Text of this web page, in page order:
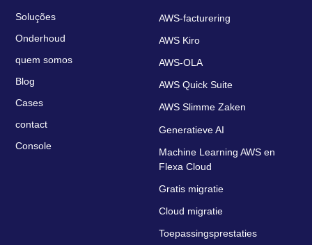
Soluções
Onderhoud
quem somos
Blog
Cases
contact
Console
AWS-facturering
AWS Kiro
AWS-OLA
AWS Quick Suite
AWS Slimme Zaken
Generatieve AI
Machine Learning AWS en
Flexa Cloud
Gratis migratie
Cloud migratie
Toepassingsprestaties